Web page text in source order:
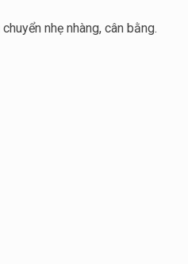
nhẹ nhàng, cân bằng.